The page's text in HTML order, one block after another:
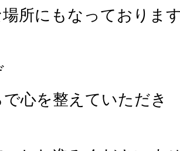
所にもなっておりま
で心を整えていただき